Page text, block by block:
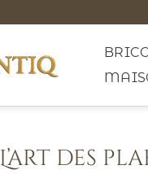
L’art des